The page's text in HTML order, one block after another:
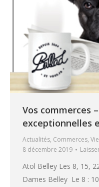
Vos commerces
exceptionnelles
Actualités, Commerces,
8 décembre 2019
Atol Belley Les 8, 15,
Dames Belley Le 8 :